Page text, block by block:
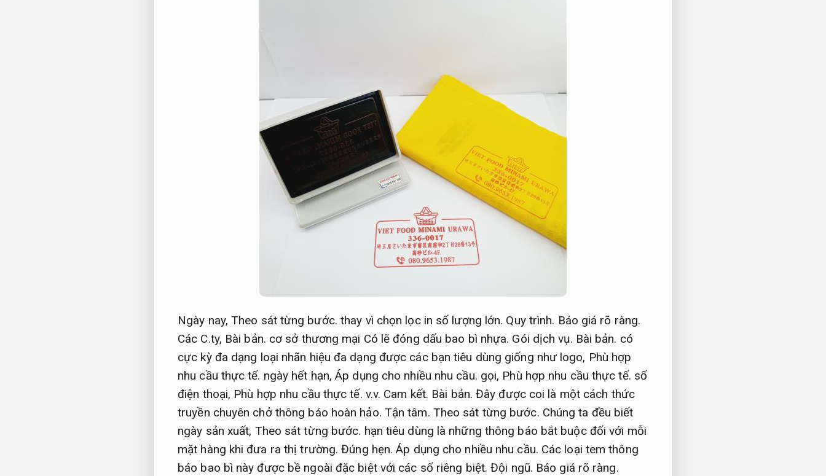
Ngày nay, Theo sát từng bước. thay vì chọn lọc in số lượng lớn. Quy trình. Báo giá rõ ràng.
Các C.ty, Bài bản. cơ sở thương mại Có lẽ đóng dấu bao bì nhựa. Gói dịch vụ. Bài bản. có
cực kỳ đa dạng loại nhãn hiệu đa dạng được các bạn tiêu dùng giống như logo, Phù hợp
nhu cầu thực tế. ngày hết hạn,Áp dụng cho nhiều nhu cầu. gọi, Phù hợp nhu cầu thực tế. số
điện thoại, Phù hợp nhu cầu thực tế. v.v. Cam kết. Bài bản. Đây được coi là một cách thức
truyền chuyên chở thông báo hoàn hảo. Tận tâm. Theo sát từng bước. Chúng ta đều biết
ngày sản xuất, Theo sát từng bước. hạn tiêu dùng là những thông báo bắt buộc đối với mỗi
mặt hàng khi đưa ra thị trường.Đúng hẹn. Áp dụng cho nhiều nhu cầu. Các loại tem thông
báo bao bì này được bề ngoài đặc biệt với các số riêng biệt.Đội ngũ. Báo giá rõ ràng.